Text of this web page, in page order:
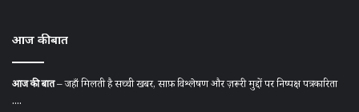
आज की बात
आज की बात– जहाँ मिलती है सच्ची खबर, साफ़ विश्लेषण और ज़रूरी मुद्दों पर निष्पक्ष पत्रकारिता
....